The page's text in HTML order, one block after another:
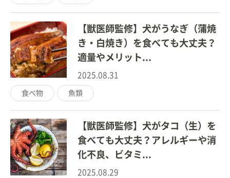
【獣医師監修】犬がうなぎ（蒲焼
き・白焼き）を食べても大丈夫？
適量やメリット...
2025.08.31
食べ物 魚類
【獣医師監修】犬がタコ（生）を
食べても大丈夫？アレルギーや消
化不良、ビタミ...
2025.08.29